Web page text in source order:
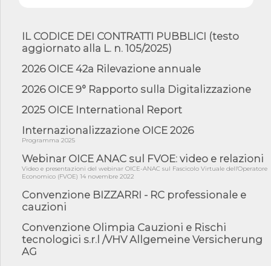
norme UE in m...
05/08/26 - DL Infrastrutture e PNRR è legge: approvata oggi la
05/08/26 - Focus OICE sul DDL di riforma della responsabilità
amminist...
2 s...
05/08/26 - SAVE THE DATE: Assemblea Pubblica Confindustria
Professioni ...
05/08/26 - Successo OICE per il bando della Città metropolitana
di Reg...
05/08/26 - Lettera OICE per il bando della Giunta Regionale della
04/08/26 - DL PA: previste cancellazioni da elenchi professionisti
04/08/26 - International Sustainable Buildings Competition -
COP31, An...
IL CODICE DEI CONTRATTI PUBBLICI (testo
aggiornato alla L. n. 105/2025)
2026 OICE 42a Rilevazione annuale
2026 OICE 9° Rapporto sulla Digitalizzazione
2025 OICE International Report
Internazionalizzazione OICE 2026
Programma 2025
Webinar OICE ANAC sul FVOE: video e relazioni
Video e presentazioni del webinar OICE-ANAC sul Fascicolo Virtuale dell'Operatore
Economico (FVOE) 14 novembre 2022
Convenzione BIZZARRI - RC professionale e
cauzioni
Convenzione Olimpia Cauzioni e Rischi
tecnologici s.r.l /VHV Allgemeine Versicherung
AG